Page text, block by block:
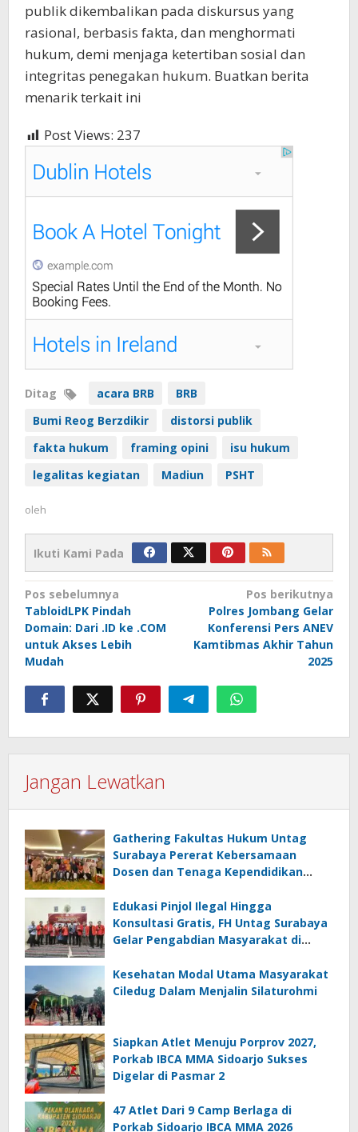
publik dikembalikan pada diskursus yang
rasional, berbasis fakta, dan menghormati
hukum, demi menjaga ketertiban sosial dan
integritas penegakan hukum. Buatkan berita
menarik terkait ini
Post Views: 237
Ditag acara BRB
BRB
Bumi Reog Berzdikir
distorsi publik
fakta hukum
framing opini
isu hukum
legalitas kegiatan
Madiun PSHT
oleh
Ikuti Kami Pada
Navigasi
pos
Pos sebelumnya
TabloidLPK Pindah
Domain: Dari .ID ke .COM
untuk Akses Lebih
Mudah
Pos berikutnya
Polres Jombang Gelar
Konferensi Pers ANEV
Kamtibmas Akhir Tahun
2025
Jangan Lewatkan
Gathering Fakultas Hukum Untag
Surabaya Pererat Kebersamaan
Dosen dan Tenaga Kependidikan
Edukasi Pinjol Ilegal Hingga
Konsultasi Gratis, FH Untag Surabaya
Gelar Pengabdian Masyarakat di
Kesehatan Modal Utama Masyarakat
Ciledug Dalam Menjalin Silaturohmi
Siapkan Atlet Menuju Porprov 2027,
Porkab IBCA MMA Sidoarjo Sukses
Digelar di Pasmar 2
47 Atlet Dari 9 Camp Berlaga di
Porkab Sidoarjo IBCA MMA 2026